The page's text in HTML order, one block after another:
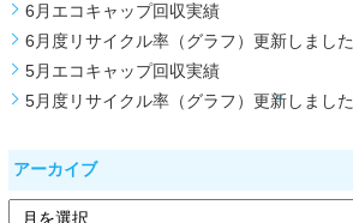
6月エコキャップ回収実績
6月度リサイクル率（グラフ）更新しました
5月エコキャップ回収実績
5月度リサイクル率（グラフ）更新しました
アーカイブ